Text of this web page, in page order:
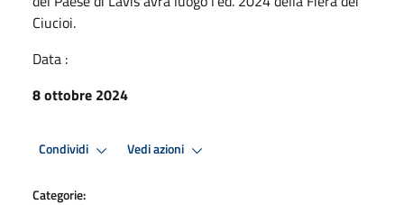
Ciucioi.
Data :
8 ottobre 2024
Condividi Vedi azioni
Categorie: